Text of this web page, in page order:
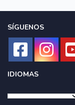
SÍGUENOS
IDIOMAS